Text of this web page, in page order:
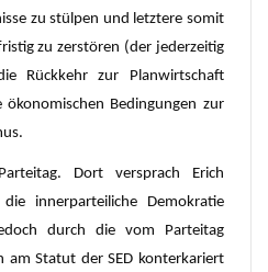
zu stülpen und letztere somit
zu zerstören (der jederzeitig
Rückkehr zur Planwirtschaft
ökonomischen Bedingungen zur
Dort versprach Erich
innerparteiliche Demokratie
durch die vom Parteitag
am Statut der SED konterkariert